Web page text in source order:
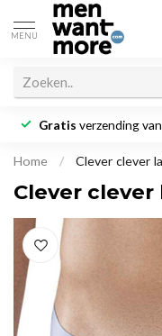
MENU
Gratis verzending
Home / Clever clever
Clever